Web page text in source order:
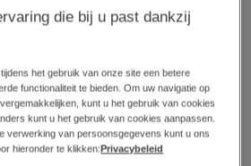
thermostaat van
natuurlijk en essentieel
die bij u past dankzij
het gebruik van onze site een betere
functionaliteit te bieden. Om uw navigatie op
kunt u het gebruik van cookies
kunt u het gebruik van cookies aanpassen.
verwerking van persoonsgegevens kunt u ons
hieronder te klikken:Privacybeleid